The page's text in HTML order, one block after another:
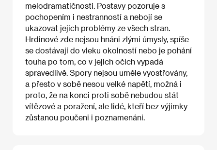
melodramatičnosti. Postavy pozoruje s
pochopením i nestranností a nebojí se
ukazovat jejich problémy ze všech stran.
Hrdinové zde nejsou hnáni zlými úmysly, spíše
se dostávají do vleku okolností nebo je pohání
touha po tom, co v jejich očích vypadá
spravedlivě. Spory nejsou uměle vyostřovány,
a přesto v sobě nesou velké napětí, možná i
proto, že na konci proti sobě nebudou stát
vítězové a poražení, ale lidé, kteří bez výjimky
zůstanou poučeni i poznamenáni.